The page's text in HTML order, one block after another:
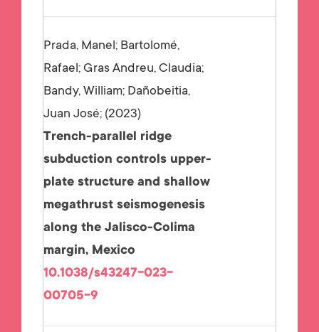
Prada, Manel; Bartolomé,
Rafael; Gras Andreu, Claudia;
Bandy, William; Dañobeitia,
Juan José; 2023
Trench-parallel ridge
subduction controls upper-
plate structure and shallow
megathrust seismogenesis
along the Jalisco-Colima
margin, Mexico
10.1038/s43247-023-
00705-9